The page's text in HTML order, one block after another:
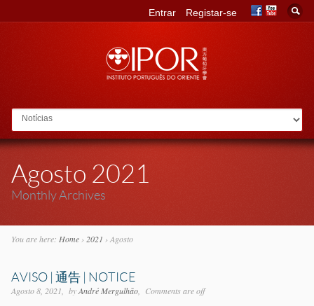
Go to:
Entrar Registar-se
Agosto 2021
Monthly Archives
You are here: Home› 2021 › Agosto
AVISO | 通告 | NOTICE
Agosto 8, 2021 byAndré Mergulhão Comments are off